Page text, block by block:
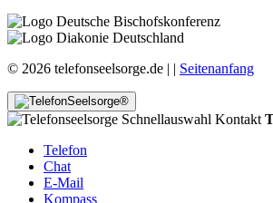
© 2026 telefonseelsorge.de | | Seitenanfang
Telefon
Chat
E-Mail
Kompass